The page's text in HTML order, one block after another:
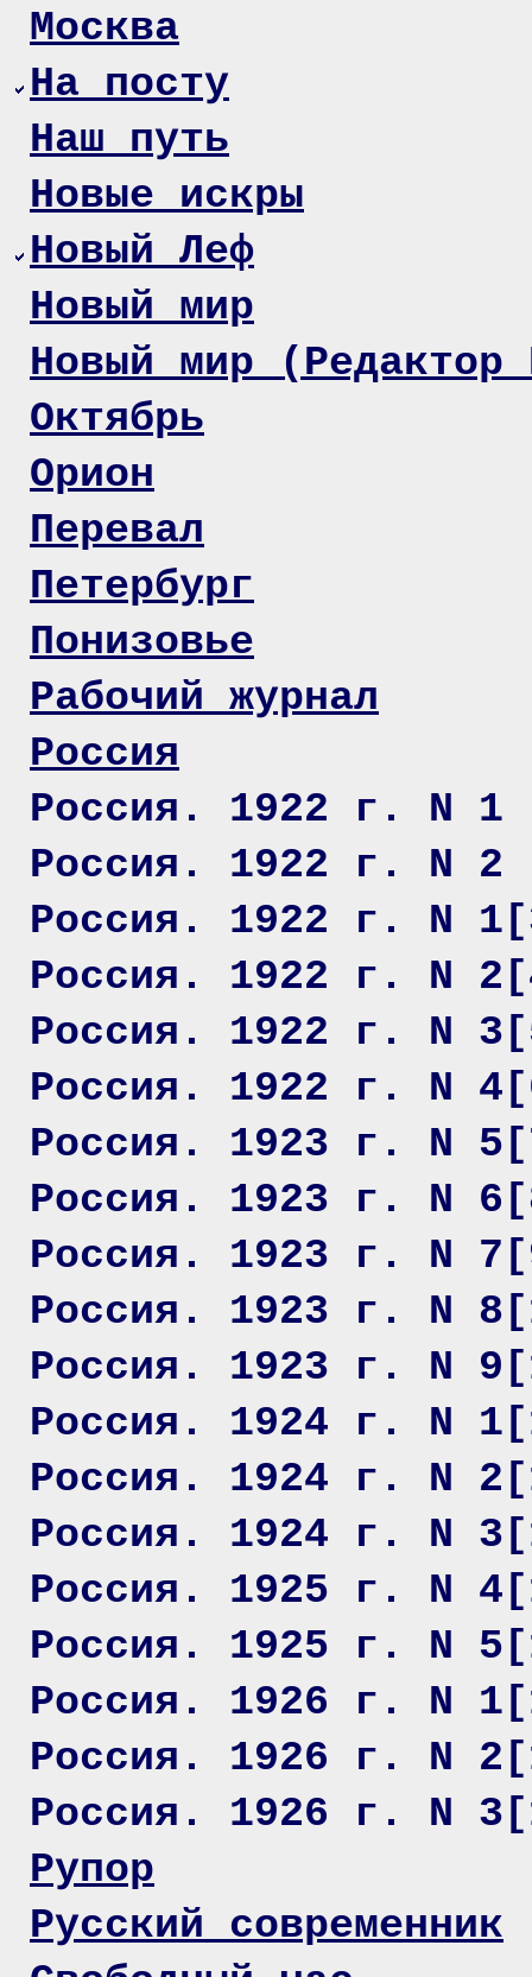
Москва
На посту
Наш путь
Новые искры
Новый Леф
Новый мир
Новый мир
Октябрь
Орион
Перевал
Петербург
Понизовье
Рабочий журнал
Россия
Россия. 1922 г. N 1
Россия. 1922 г. N 2
Россия. 1922 г. N
Россия. 1922 г. N
Россия. 1922 г. N
Россия. 1922 г. N
Россия. 1923 г. N
Россия. 1923 г. N
Россия. 1923 г. N
Россия. 1923 г. N
Россия. 1923 г. N
Россия. 1924 г. N
Россия. 1924 г. N
Россия. 1924 г. N
Россия. 1925 г. N
Россия. 1925 г. N
Россия. 1926 г. N
Россия. 1926 г. N
Россия. 1926 г. N
Рупор
Русский современник